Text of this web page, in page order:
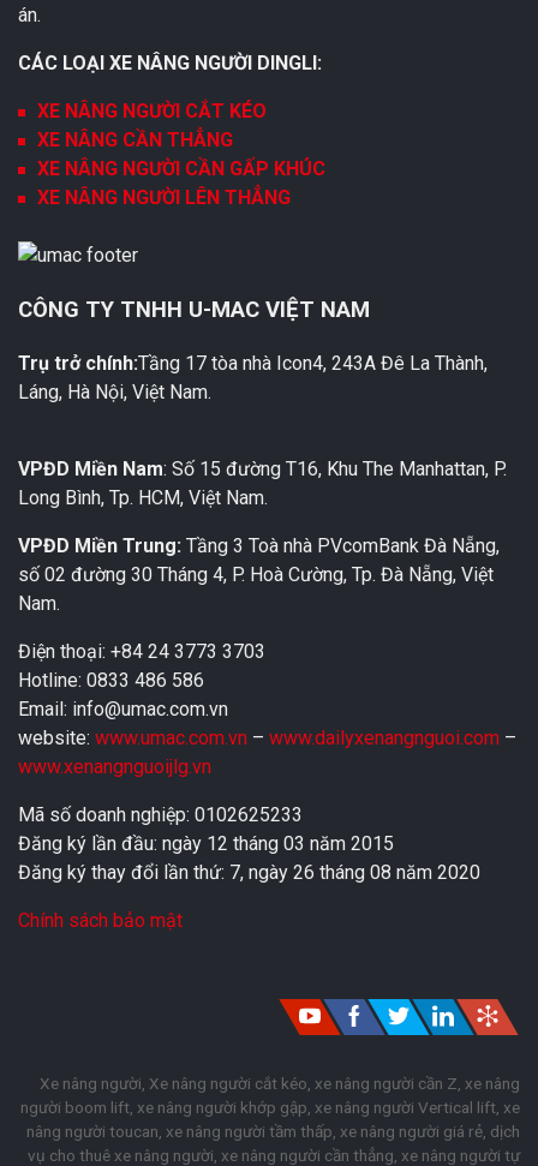
án.
CÁC LOẠI XE NÂNG NGƯỜI DINGLI:
XE NÂNG NGƯỜI CẮT KÉO
XE NÂNG CẦN THẲNG
XE NÂNG NGƯỜI CẦN GẤP KHÚC
XE NÂNG NGƯỜI LÊN THẲNG
CÔNG TY TNHH U-MAC VIỆT NAM
Trụ trở chính:Tầng 17 tòa nhà Icon4, 243A Đê La Thành,
Láng, Hà Nội, Việt Nam.
VPĐD Miền Nam: Số 15 đường T16, Khu The Manhattan, P.
Long Bình, Tp. HCM, Việt Nam.
VPĐD Miền Trung: Tầng 3 Toà nhà PVcomBank Đà Nẵng,
số 02 đường 30 Tháng 4, P. Hoà Cường, Tp. Đà Nẵng, Việt
Nam.
Điện thoại: +84 24 3773 3703
Hotline: 0833 486 586
Email: info@umac.com.vn
website: www.umac.com.vn – www.dailyxenangnguoi.com –
www.xenangnguoijlg.vn
Mã số doanh nghiệp: 0102625233
Đăng ký lần đầu: ngày 12 tháng 03 năm 2015
Đăng ký thay đổi lần thứ: 7, ngày 26 tháng 08 năm 2020
Chính sách bảo mật
Xe nâng người, Xe nâng người cắt kéo, xe nâng người cần Z, xe nâng
người boom lift, xe nâng người khớp gập, xe nâng người Vertical lift, xe
nâng người toucan, xe nâng người tầm thấp, xe nâng người giá rẻ, dịch
vụ cho thuê xe nâng người, xe nâng người cần thẳng, xe nâng người tự